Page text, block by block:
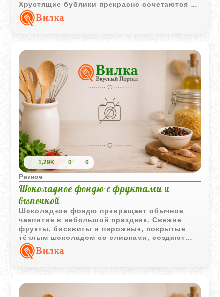
Хрустящие бублики прекрасно сочетаются с
насыщенным сырным кремом и делают
подачу особенно уютной.
Вилка
1,29K 0 0
Разное
Шоколадное фондю с фруктами и
выпечкой
Шоколадное фондю превращает обычное
чаепитие в небольшой праздник. Свежие
фрукты, бисквиты и пирожные, покрытые
тёплым шоколадом со сливками, создают
множество вкусных сочетаний для уютного
вечера.Вилка